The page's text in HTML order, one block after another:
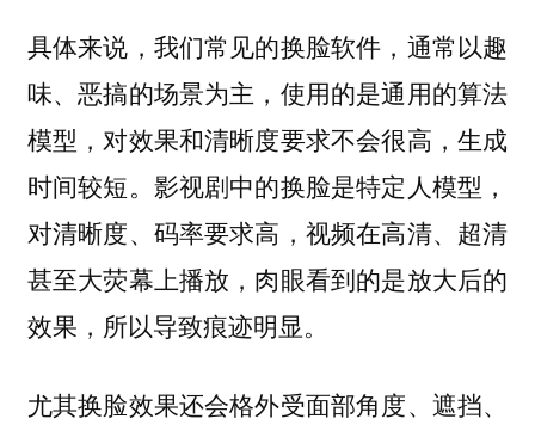
具体来说，我们常见的换脸软件，通常以趣
味、恶搞的场景为主，使用的是通用的算法
模型，对效果和清晰度要求不会很高，生成
时间较短。影视剧中的换脸是特定人模型，
对清晰度、码率要求高，视频在高清、超清
甚至大荧幕上播放，肉眼看到的是放大后的
效果，所以导致痕迹明显。
尤其换脸效果还会格外受面部角度、遮挡、